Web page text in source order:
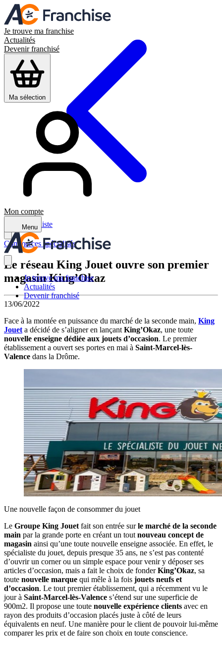
Je trouve ma franchise
Actualités
Devenir franchisé
Ma sélection
Mon compte
Menu
Je trouve ma franchise
Actualités
Devenir franchisé
Retour à la liste
Commerces spécialisés
Le réseau King Jouet ouvre son premier
magasin King’Okaz
13/06/2022
Face à la montée en puissance du marché de la seconde main, King
Jouet a décidé de s’aligner en lançant King’Okaz, une toute
nouvelle enseigne dédiée aux jouets d’occasion. Le premier
établissement a ouvert ses portes en mai à Saint-Marcel-lès-
Valence dans la Drôme.
Une nouvelle façon de consommer du jouet
Le Groupe King Jouet fait son entrée surle marché de la seconde
main par la grande porte en créant un tout nouveau concept de
magasin ainsi qu’une toute nouvelle enseigne associée. En effet, le
spécialiste du jouet, depuis presque 35 ans, ne s’est pas contenté
d’ouvrir un corner ou un simple espace pour venir y déposer ses
articles d’occasion, mais a fait le choix de fonderKing’Okaz, sa
toute nouvelle marque qui mêle à la fois jouets neufs et
d’occasion. Le tout premier établissement, qui a récemment vu le
jour à Saint-Marcel-lès-Valence s’étend sur une superficie de
900m2. Il propose une toute nouvelle expérience clients avec en
rayon des produits d’occasion placés juste à côté de leurs
équivalents en neuf. Une manière pour le client de pouvoir lui-même
comparer les prix et de faire son choix en toute conscience.